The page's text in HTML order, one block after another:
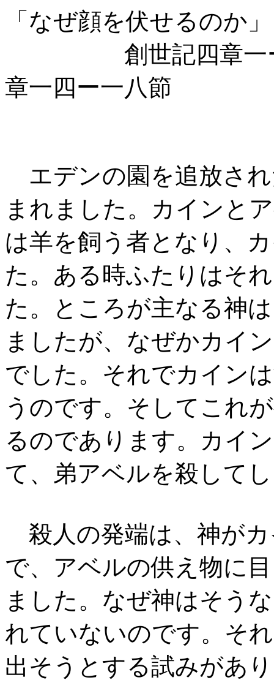
「なぜ顔を伏せるのか」
創世記四章一ー一
章一四ー一八節
エデンの園を追放さ
まれました。カインと
は羊を飼う者となり、
た。ある時ふたりはそ
た。ところが主なる神
ましたが、なぜかカイ
でした。それでカイン
うのです。そしてこれ
るのであります。カイ
て、弟アベルを殺して
殺人の発端は、神が
で、アベルの供え物に
ました。なぜ神はそう
れていないのです。そ
出そうとする試みがあ